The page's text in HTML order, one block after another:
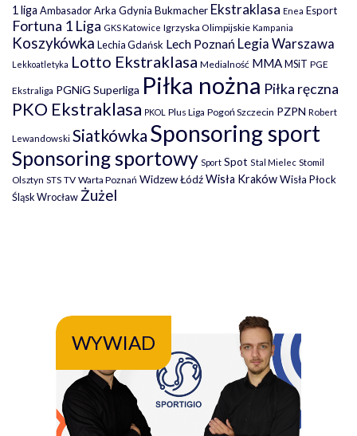
1 liga Ambasador Arka Gdynia Bukmacher Ekstraklasa Enea Esport
Fortuna 1 Liga GKS Katowice Igrzyska Olimpijskie Kampania
Koszykówka Lechia Gdańsk Lech Poznań Legia Warszawa
Lekkoatletyka Lotto Ekstraklasa Medialność MMAMSiT PGE
Ekstraliga PGNiG Superliga Piłka nożna Piłka ręczna
PKO Ekstraklasa PKOL Plus Liga Pogoń Szczecin PZPN Robert
Lewandowski Siatkówka Sponsoring sport
Sponsoring sportowy Sport Spot Stal Mielec Stomil
Olsztyn STS TV Warta Poznań Widzew ŁódźWisła KrakówWisła Płock
Śląsk WrocławŻużel
WYWIAD